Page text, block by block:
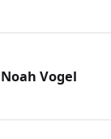
Noah Vogel